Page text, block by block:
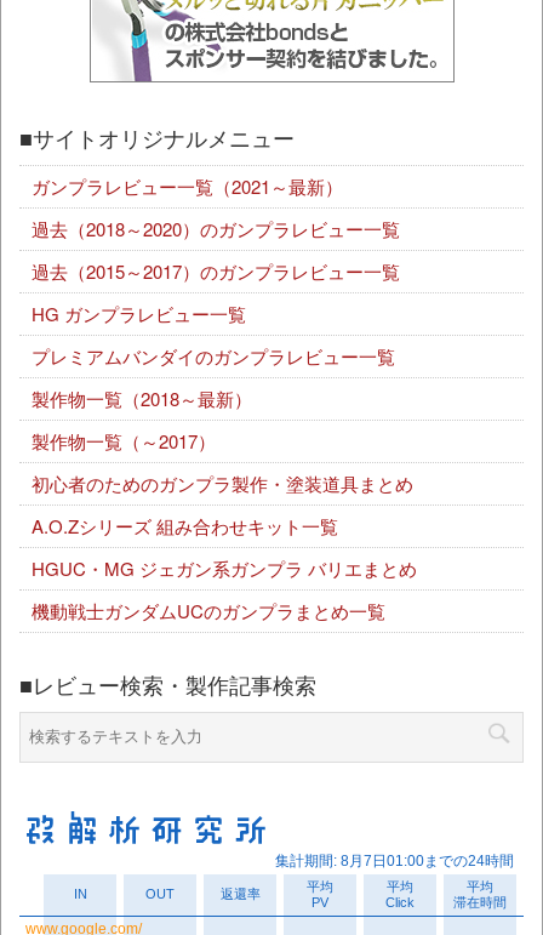
■サイトオリジナルメニュー
ガンプラレビュー一覧（2021～最新）
過去（2018～2020）のガンプラレビュー一覧
過去（2015～2017）のガンプラレビュー一覧
HG ガンプラレビュー一覧
プレミアムバンダイのガンプラレビュー一覧
製作物一覧（2018～最新）
製作物一覧（～2017）
初心者のためのガンプラ製作・塗装道具まとめ
A.O.Zシリーズ 組み合わせキット一覧
HGUC・MG ジェガン系ガンプラ バリエまとめ
機動戦士ガンダムUCのガンプラまとめ一覧
■レビュー検索・製作記事検索